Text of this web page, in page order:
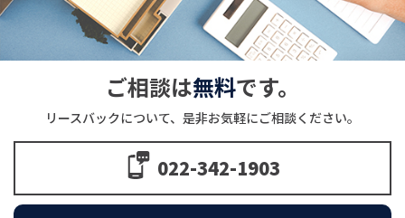
ご相談は無料です。
リースバックについて、 是非お気軽にご相談ください。
022-342-1903